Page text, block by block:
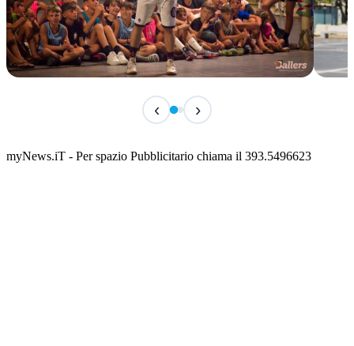
Classic Contest 3vs3 Memorial Michele
📅 6 Agosto 2026 · 09:00 · 📍 Lungomare C. Colombo
‹ ›
myNews.iT - Per spazio Pubblicitario chiama il 393.5496623